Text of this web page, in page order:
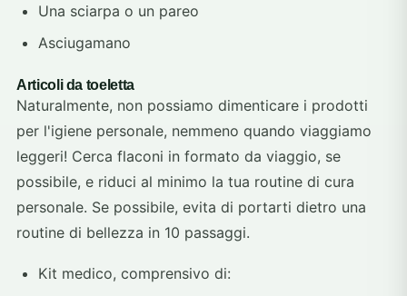
Una sciarpa o un pareo
Asciugamano
Articoli da toeletta
Naturalmente, non possiamo dimenticare i prodotti
per l'igiene personale, nemmeno quando viaggiamo
leggeri! Cerca flaconi in formato da viaggio, se
possibile, e riduci al minimo la tua routine di cura
personale. Se possibile, evita di portarti dietro una
routine di bellezza in 10 passaggi.
Kit medico, comprensivo di: